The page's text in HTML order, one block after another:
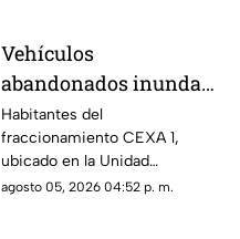
a cabo en Orizaba, Veracruz,
del 19 al 23 de agosto.
Vehículos
abandonados inundan
la Unidad Habitacional
Colosio: Vecinos
denuncian foco de
infección e inseguridad
Habitantes del
fraccionamiento CEXA 1,
ubicado en la Unidad
Habitacional Colosio, han
agosto 05, 2026 04:52 p. m.